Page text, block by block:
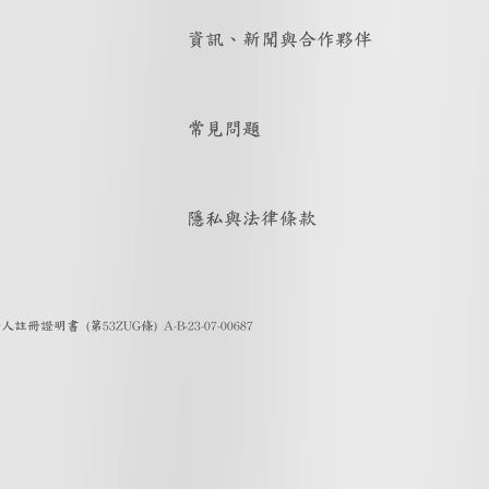
資訊、新聞與合作夥伴
常見問題
隱私與法律條款
註冊證明書 (第53ZUG條) A-B-23-07-00687